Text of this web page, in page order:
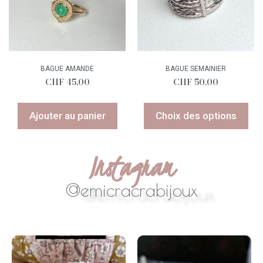
BAGUE AMANDE
CHF45.00
Ajouter au panier
BAGUE SEMAINIER
CHF 50.00
Choix des options
Instagram
@emicracrabijoux
#swissmade...